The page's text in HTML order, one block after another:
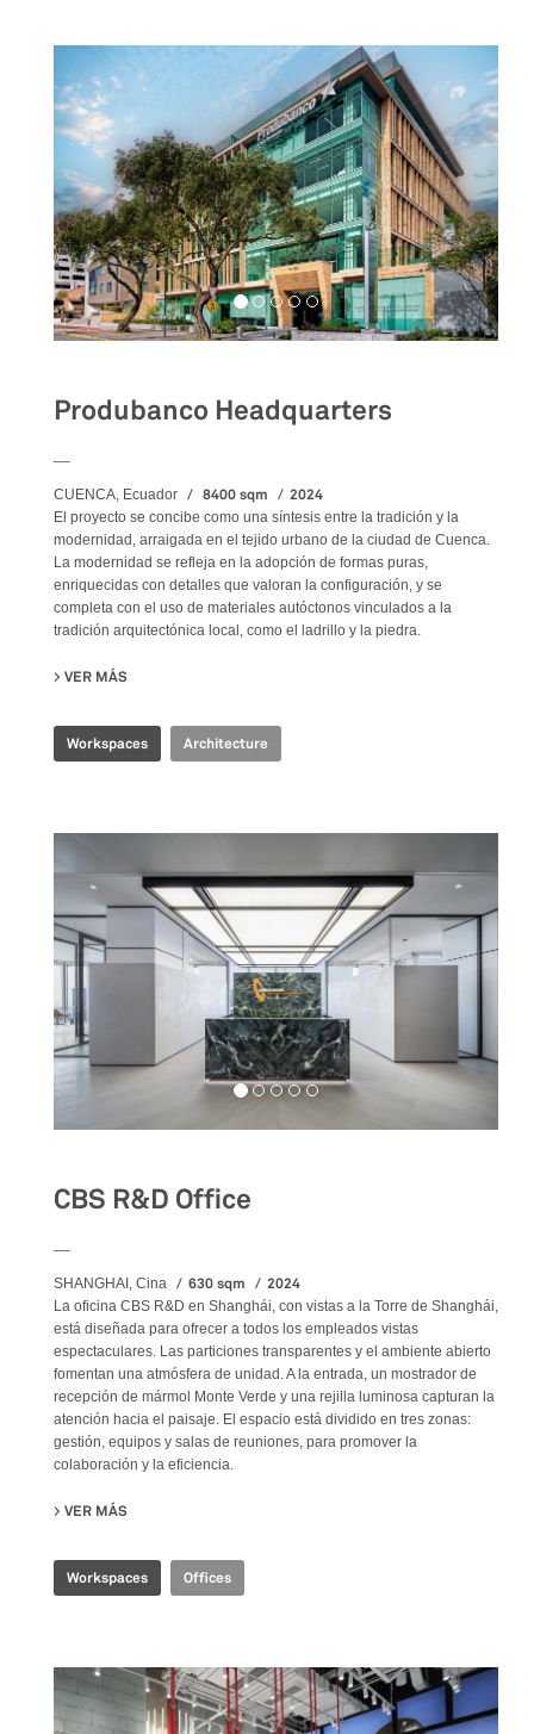
Produbanco Headquarters
CUENCA, Ecuador 8400 sqm 2024
El proyecto se concibe como una síntesis entre la tradición y la
modernidad, arraigada en el tejido urbano de la ciudad de Cuenca.
La modernidad se refleja en la adopción de formas puras,
enriquecidas con detalles que valoran la configuración, y se
completa con el uso de materiales autóctonos vinculados a la
tradición arquitectónica local, como el ladrillo y la piedra.
VER MÁS
Workspaces Architecture
CBS R&D Office
SHANGHAI, Cina 630 sqm 2024
La oficina CBS R&D en Shanghái, con vistas a la Torre de Shanghái,
está diseñada para ofrecer a todos los empleados vistas
espectaculares. Las particiones transparentes y el ambiente abierto
fomentan una atmósfera de unidad. A la entrada, un mostrador de
recepción de mármol Monte Verde y una rejilla luminosa capturan la
atención hacia el paisaje. El espacio está dividido en tres zonas:
gestión, equipos y salas de reuniones, para promover la
colaboración y la eficiencia.
VER MÁS
Workspaces Offices